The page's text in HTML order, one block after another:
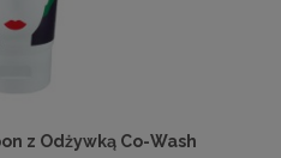
z Odżywką Co-Wash